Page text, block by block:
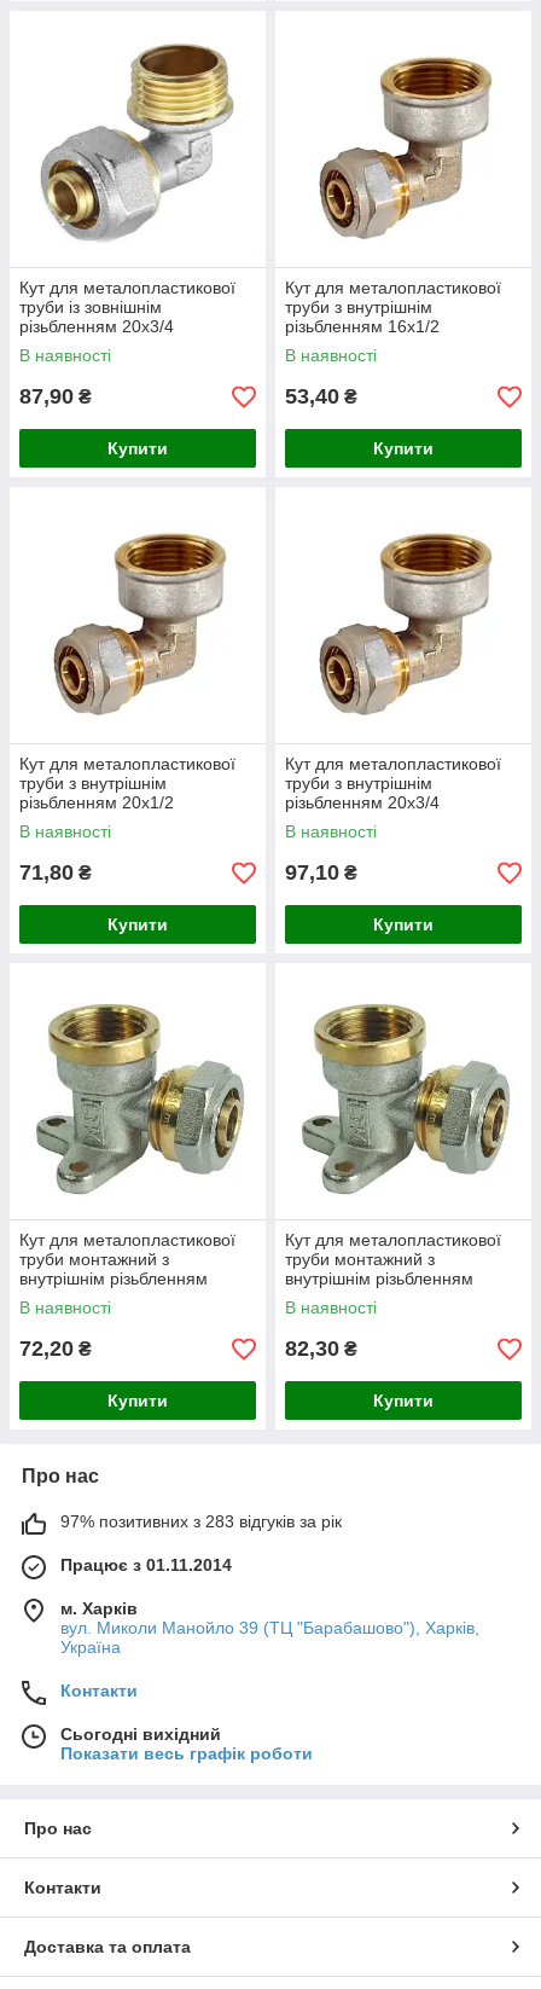
Кут для металопластикової
труби із зовнішнім
різьбленням 20х3/4
В наявності
87,90 ₴
Купити
Кут для металопластикової
труби з внутрішнім
різьбленням 16х1/2
В наявності
53,40 ₴
Купити
Кут для металопластикової
труби з внутрішнім
різьбленням 20х1/2
В наявності
71,80 ₴
Купити
Кут для металопластикової
труби з внутрішнім
різьбленням 20х3/4
В наявності
97,10 ₴
Купити
Кут для металопластикової
труби монтажний з
внутрішнім різьбленням
16х1/2
В наявності
72,20 ₴
Купити
Кут для металопластикової
труби монтажний з
внутрішнім різьбленням
20х1/2
В наявності
82,30 ₴
Купити
Про нас
97% позитивних з 283 відгуків за рік
Працює з 01.11.2014
м. Харків
вул. Миколи Манойло 39 (ТЦ "Барабашово"), Харків,
Україна
Контакти
Сьогодні вихідний
Показати весь графік роботи
Про нас
Контакти
Доставка та оплата